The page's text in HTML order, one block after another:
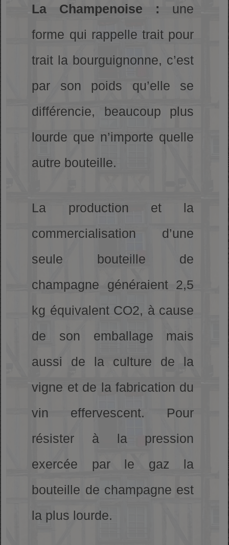
La Champenoise : une
forme qui rappelle trait pour
trait la bourguignonne, c’est
par son poids qu’elle se
différencie, beaucoup plus
lourde que n’importe quelle
autre bouteille.
La production et la
commercialisation d’une
seule bouteille de
champagne généraient 2,5
kg équivalent CO2, à cause
de son emballage mais
aussi de la culture de la
vigne et de la fabrication du
vin effervescent. Pour
résister à la pression
exercée par le gaz la
bouteille de champagne est
la plus lourde.